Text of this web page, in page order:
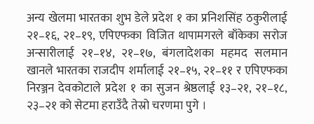
अन्य खेलमा भारतका शुभ डेले प्रदेश १ का प्रनिशसिंह ठकुरीलाई
२१–१६, २१–१९, एपिएफका विजित थापामगरले बाँकेका सरोज
अन्सारीलाई २१–१४, २१–१७, बंगलादेशका महमद सलमान
खानले भारतका राजदीप शर्मालाई २१–१५, २१–११ र एपिएफका
निरञ्जन देवकोटाले प्रदेश १ का सुजन श्रेष्ठलाई १३–२१, २१–१८,
२३–२१ को सेटमा हराउँदै तेस्रो चरणमा पुगे ।